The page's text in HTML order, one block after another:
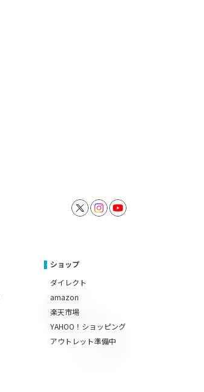
ショップ
ダイレクト
amazon
楽天市場
YAHOO！ショッピング
アウトレット準備中